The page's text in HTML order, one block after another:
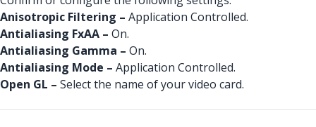
Anisotropic Filtering – Application Controlled.
Antialiasing FxAA – On.
Antialiasing Gamma – On.
Antialiasing Mode – Application Controlled.
Open GL – Select the name of your video card.